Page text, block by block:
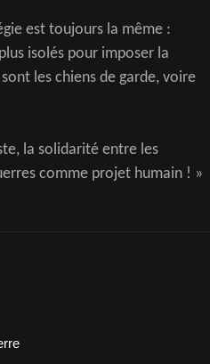
est toujours la même :
isolés pour imposer la
les chiens de garde, voire
la solidarité entre les
comme projet humain ! »